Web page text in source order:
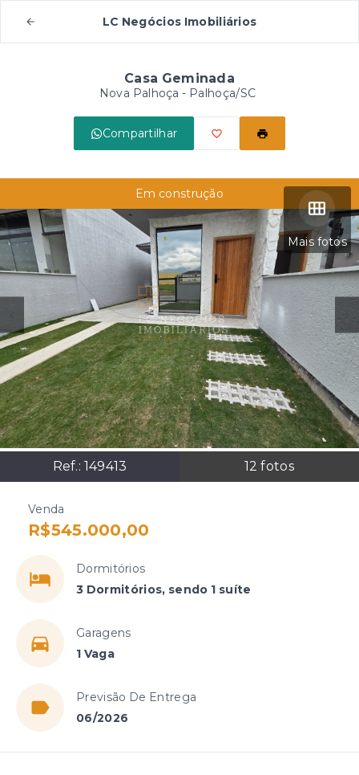
LC Negócios Imobiliários
Casa Geminada
Nova Palhoça - Palhoça/SC
Compartilhar
Mais fotos
Ref.: 149413 12 fotos
Em construção
Venda
R$545.000,00
Dormitórios
3 Dormitórios, sendo 1 suíte
Garagens
1 Vaga
Previsão De Entrega
06/2026